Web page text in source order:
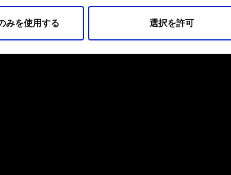
くこれらのオプションが有効になることはありませ
みを使用する 選択を許可